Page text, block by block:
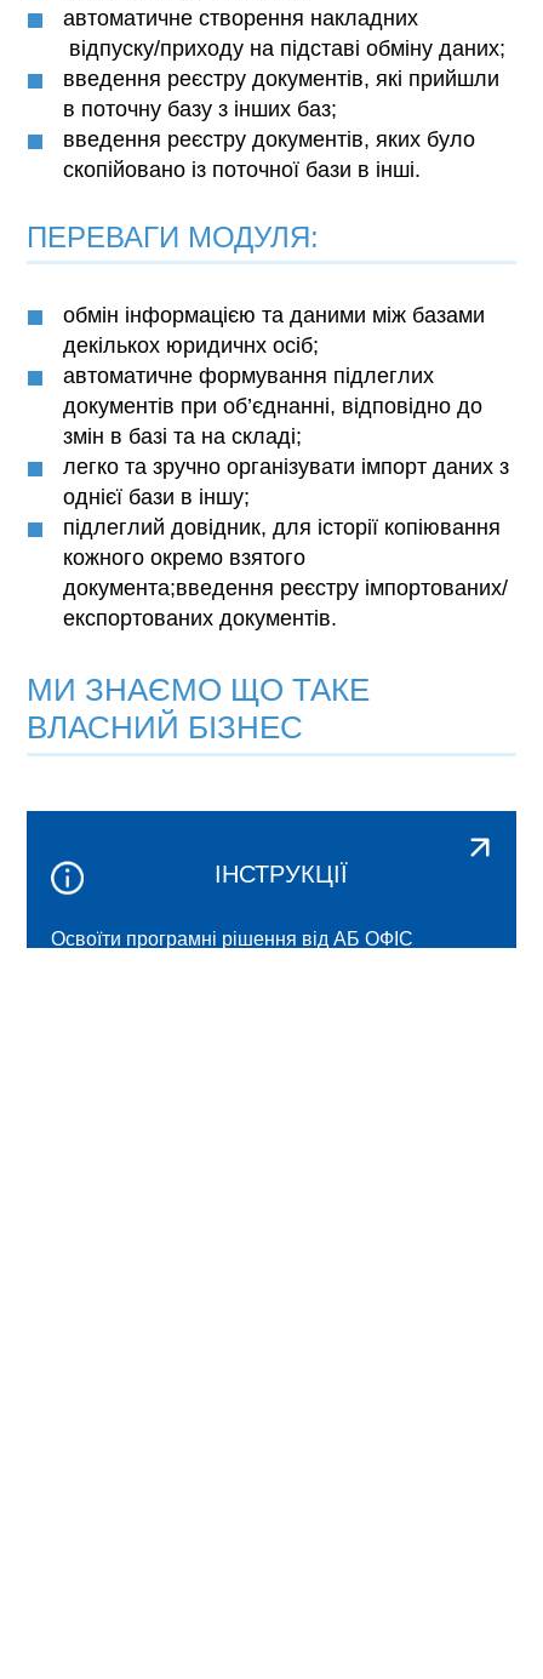
автоматичне створення накладних
відпуску/приходу на підставі обміну даних;
введення реєстру документів, які прийшли
в поточну базу з інших баз;
введення реєстру документів, яких було
скопійовано із поточної бази в інші.
ПЕРЕВАГИ МОДУЛЯ:
обмін інформацією та даними між базами
декількох юридичнх осіб;
автоматичне формування підлеглих
документів при об’єднанні, відповідно до
змін в базі та на складі;
легко та зручно організувати імпорт даних з
однієї бази в іншу;
підлеглий довідник, для історії копіювання
кожного окремо взятого
документа;введення реєстру імпортованих/
експортованих документів.
МИ ЗНАЄМО ЩО ТАКЕ
ВЛАСНИЙ БІЗНЕС
ІНСТРУКЦІЇ
Освоїти програмні рішення від АБ ОФІС